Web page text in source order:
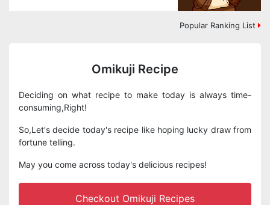
Popular Ranking List
Omikuji Recipe
Deciding on what recipe to make today is always time-
consuming,Right!
So,Let's decide today's recipe like hoping lucky draw from
fortune telling.
May you come across today's delicious recipes!
Checkout Omikuji Recipes